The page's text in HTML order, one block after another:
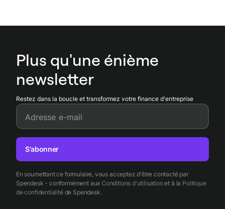
d’approbation.
Plus qu'une énième
newsletter
Restez dans la boucle et transformez votre finance d'entreprise
Adresse e-mail
En soumettant ce formulaire, vous acceptez d'être contacté par
Spendesk - conformément aux Conditions d'utilisation et à la Politique
de confidentialitéde Spendesk.
S'abonner